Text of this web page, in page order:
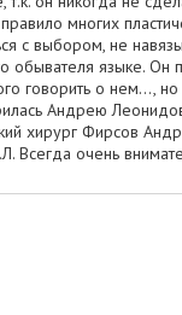
многих
с выбором, не
обывателя языке.
говорить о нем…,
Андрею
хирург Фирсов
Всегда очень
Андрею